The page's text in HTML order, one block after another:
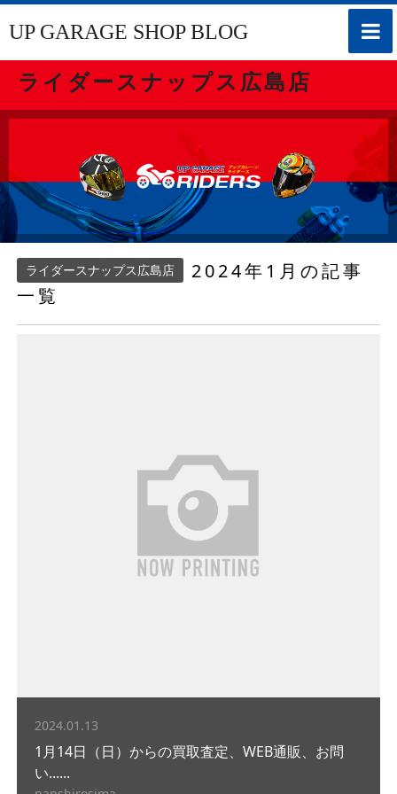
toggle
UP GARAGE SHOP BLOG
ライダースナップス広島店
ライダースナップス広島店
2024年1月の記事
一覧
2024.01.13
1月14日（日）からの買取査定、WEB通販、お問
い......